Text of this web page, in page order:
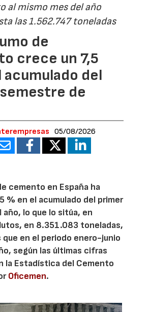
al mismo mes del año
las 1.562.747 toneladas
de
crece un 7,5
acumulado del
de
05/08/2026
cemento en España ha
% en el acumulado del primer
lo que lo sitúa, en
en 8.351.083 toneladas,
que en el periodo enero-junio
según las últimas cifras
la Estadística del Cemento
Oficemen.